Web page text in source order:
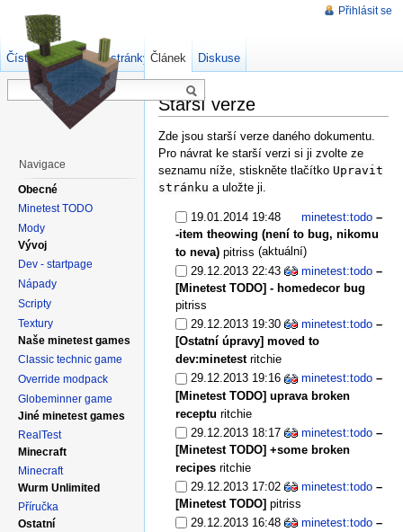
Starší verze
Zde jsou starší verze daného dokumentu.
Pro návrat ke starší verzi si ji zvolte ze
seznamu níže, stiskněte tlačítko Upravit
stránku a uložte ji.
19.01.2014 19:48 minetest:todo –
-item theowing (není to bug, nikomu
to neva) pitriss (aktuální)
29.12.2013 22:43
minetest:todo –
[Minetest TODO] - homedecor bug
pitriss
29.12.2013 19:30
minetest:todo –
[Ostatní úpravy] moved to
dev:minetest ritchie
29.12.2013 19:16
minetest:todo –
[Minetest TODO] uprava broken
receptu ritchie
29.12.2013 18:17
minetest:todo –
[Minetest TODO] +some broken
recipes ritchie
29.12.2013 17:02
minetest:todo –
[Minetest TODO]pitriss
29.12.2013 16:48
minetest:todo –
Přihlásit se
Článek Diskuse
Číst Zdrojový kód stránky Starší verze
Navigace
Obecné
Minetest TODO
Mody
Vývoj
Dev - startpage
Nápady
Scripty
Textury
Naše minetest games
Classic technic game
Override modpack
Globeminner game
Jiné minetest games
RealTest
Minecraft
Minecraft
Wurm Unlimited
Příručka
Ostatní